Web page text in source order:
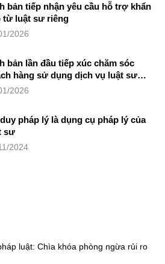
bản tiếp nhận yêu cầu hỗ trợ khẩn
từ luật sư riêng
2026
bản lần đầu tiếp xúc chăm sóc
hàng sử dụng dịch vụ luật sư
2026
pháp lý là dụng cụ pháp lý của
sư
2024
luật: Chìa khóa phòng ngừa rủi ro